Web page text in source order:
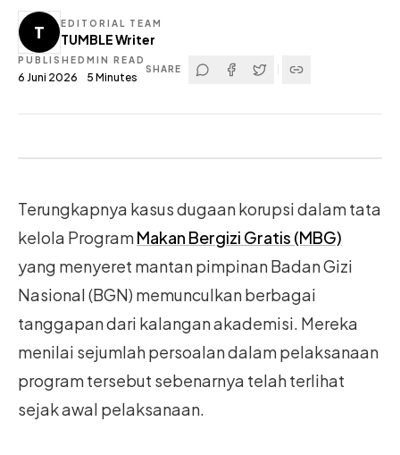
T EDITORIAL TEAM
TUMBLE Writer
PUBLISHED
6 Juni 2026
MIN READ
5 Minutes
SHARE
Terungkapnya kasus dugaan korupsi dalam tata
kelola ProgramMakan Bergizi Gratis (MBG)
yang menyeret mantan pimpinan Badan Gizi
Nasional (BGN) memunculkan berbagai
tanggapan dari kalangan akademisi. Mereka
menilai sejumlah persoalan dalam pelaksanaan
program tersebut sebenarnya telah terlihat
sejak awal pelaksanaan.